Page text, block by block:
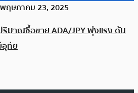
พฤษภาคม 23, 2025
มาณซื้อขาย ADA/JPY พุ่งแรง ดัน
อุทัย